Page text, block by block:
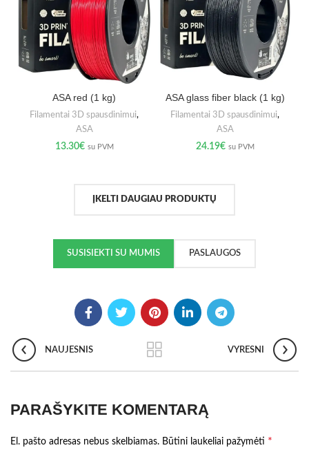
ASA red (1 kg)
Filamentai 3D spausdinimui,
ASA
13.30€ su PVM
ASA glass fiber black (1 kg)
Filamentai 3D spausdinimui,
ASA
24.19€ su PVM
ĮKELTI DAUGIAU PRODUKTŲ
SUSISIEKTI SU MUMIS PASLAUGOS
NAUJESNIS VYRESNI
PARAŠYKITE KOMENTARĄ
El. pašto adresas nebus skelbiamas. Būtini laukeliai pažymėti *